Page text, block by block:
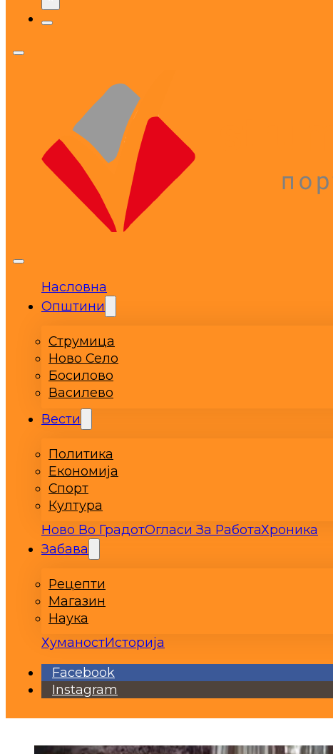
Насловна
Општини
Струмица
Ново Село
Босилово
Василево
Вести
Политика
Економија
Спорт
Култура
Ново Во ГрадотОгласи За РаботаХроника
Забава
Рецепти
Магазин
Наука
ХуманостИсторија
Facebook
Instagram